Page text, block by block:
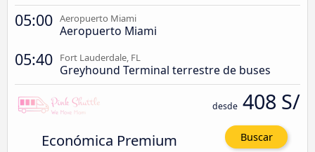
05:00 Aeropuerto Miami
Aeropuerto Miami
05:40 Fort Lauderdale, FL
Greyhound Terminal terrestre de buses
Económica Premium
desde 408 S/
Buscar